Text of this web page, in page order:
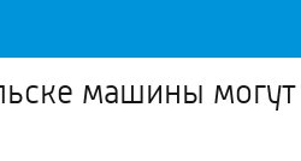
машины могут